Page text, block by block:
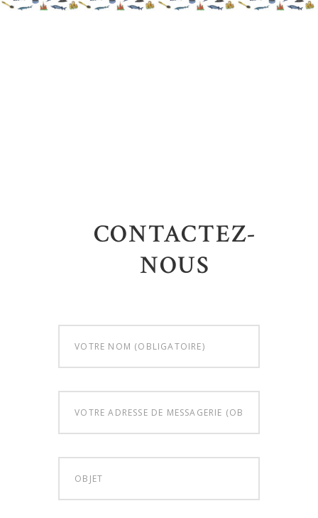
CONTACTEZ-
NOUS